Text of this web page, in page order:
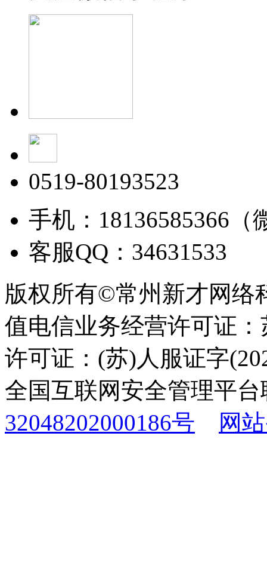
0519-80193523
手机：18136585366（
客服QQ：34631533
版权所有©常州新才网络
值电信业务经营许可证
许可证：(苏)人服证字
全国互联网安全管理平
32048202000186号
网